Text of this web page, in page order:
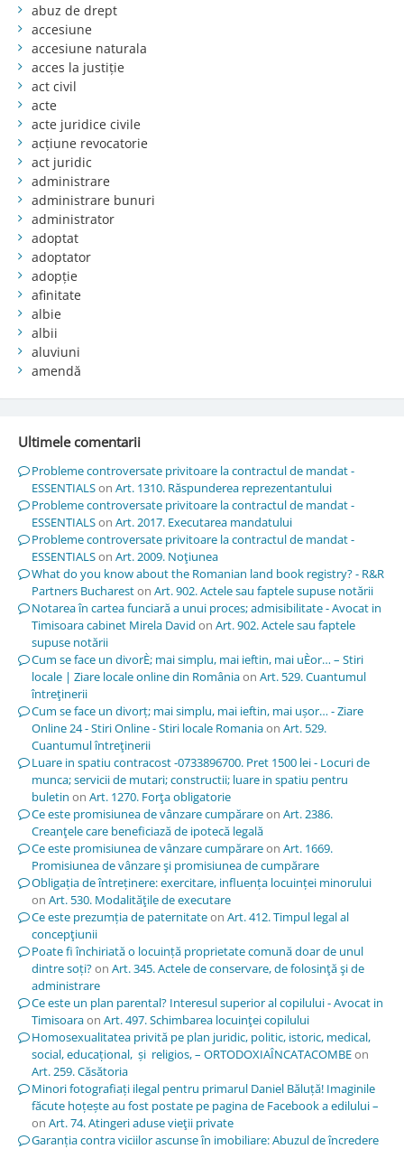
abuz de drept
accesiune
accesiune naturala
acces la justiție
act civil
acte
acte juridice civile
acțiune revocatorie
act juridic
administrare
administrare bunuri
administrator
adoptat
adoptator
adopție
afinitate
albie
albii
aluviuni
amendă
Ultimele comentarii
Probleme controversate privitoare la contractul de mandat -
ESSENTIALSon Art. 1310. Răspunderea reprezentantului
Probleme controversate privitoare la contractul de mandat -
ESSENTIALSon Art. 2017. Executarea mandatului
Probleme controversate privitoare la contractul de mandat -
ESSENTIALSon Art. 2009. Noţiunea
What do you know about the Romanian land book registry? - R&R
Partners Buchareston Art. 902. Actele sau faptele supuse notării
Notarea în cartea funciară a unui proces; admisibilitate - Avocat in
Timisoara cabinet Mirela David on Art. 902. Actele sau faptele
supuse notării
Cum se face un divorÈ; mai simplu, mai ieftin, mai uÈor… – Stiri
locale | Ziare locale online din Româniaon Art. 529. Cuantumul
întreţinerii
Cum se face un divorț; mai simplu, mai ieftin, mai ușor… - Ziare
Online 24 - Stiri Online - Stiri locale Romaniaon Art. 529.
Cuantumul întreţinerii
Luare in spatiu contracost -0733896700. Pret 1500 lei - Locuri de
munca; servicii de mutari; constructii; luare in spatiu pentru
buletin on Art. 1270. Forţa obligatorie
Ce este promisiunea de vânzare cumpărareon Art. 2386.
Creanţele care beneficiază de ipotecă legală
Ce este promisiunea de vânzare cumpărareon Art. 1669.
Promisiunea de vânzare şi promisiunea de cumpărare
Obligația de întreținere: exercitare, influența locuinței minorului
on Art. 530. Modalităţile de executare
Ce este prezumția de paternitateon Art. 412. Timpul legal al
concepţiunii
Poate fi închiriată o locuință proprietate comună doar de unul
dintre soți?on Art. 345. Actele de conservare, de folosinţă şi de
administrare
Ce este un plan parental? Interesul superior al copilului - Avocat in
Timisoaraon Art. 497. Schimbarea locuinţei copilului
Homosexualitatea privită pe plan juridic, politic, istoric, medical,
social, educațional, și religios, – ORTODOXIAÎNCATACOMBEon
Art. 259. Căsătoria
Minori fotografiați ilegal pentru primarul Daniel Băluță! Imaginile
făcute hoțește au fost postate pe pagina de Facebook a edilului –
on Art. 74. Atingeri aduse vieţii private
Garanția contra viciilor ascunse în imobiliare: Abuzul de încredere